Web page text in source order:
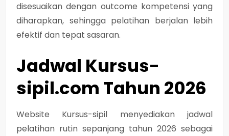
disesuaikan dengan outcome kompetensi yang
diharapkan, sehingga pelatihan berjalan lebih
efektif dan tepat sasaran.
Jadwal Kursus-
sipil.com Tahun 2026
Website Kursus-sipil menyediakan jadwal
pelatihan rutin sepanjang tahun 2026 sebagai